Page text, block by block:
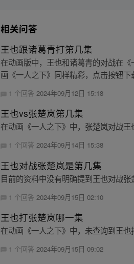
相关问答
王也跟诸葛青打第几集
在动画版中，王也和诸葛青的对战在
画《一人之下》同样精彩，点击按钮下
1 个回答2024年09月12日 15:18
王也vs张楚岚第几集
在动画《一人之下》中，张楚岚对战
1 个回答2024年09月14日 15:38
王也对战张楚岚是第几集
目前的资料中没有明确提到王也对战
1 个回答 2024年09月15日 02:10
王也打张楚岚哪一集
在动画《一人之下》中，未查询到王
1 个回答 2024年09月15日 09:02